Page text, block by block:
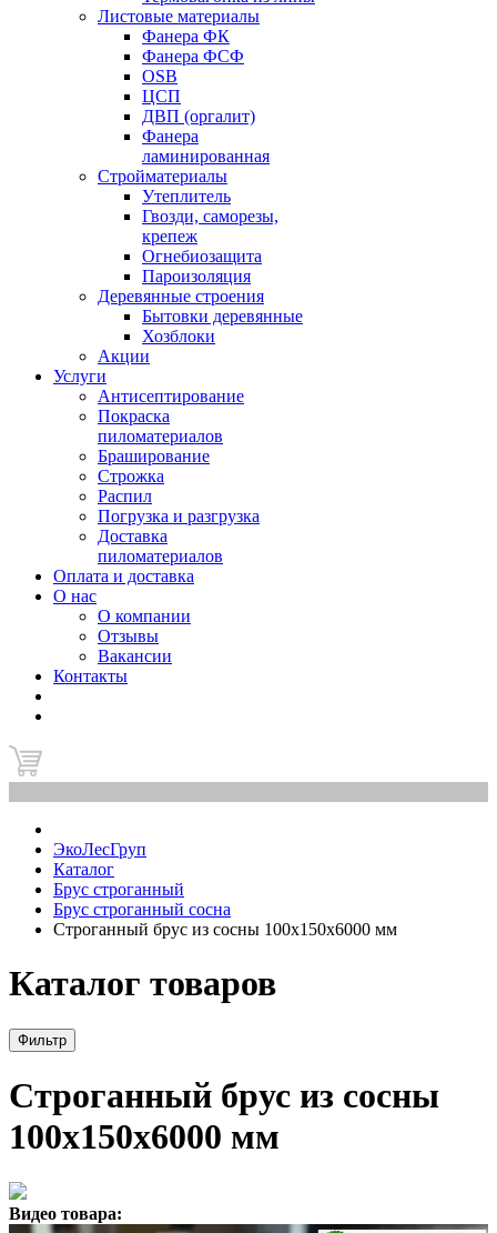
Листовые материалы
Фанера ФК
Фанера ФСФ
OSB
ЦСП
ДВП (оргалит)
Фанера
ламинированная
Стройматериалы
Утеплитель
Гвозди, саморезы,
крепеж
Огнебиозащита
Пароизоляция
Деревянные строения
Бытовки деревянные
Хозблоки
Акции
Услуги
Антисептирование
Покраска
пиломатериалов
Браширование
Строжка
Распил
Погрузка и разгрузка
Доставка
пиломатериалов
Оплата и доставка
О нас
О компании
Отзывы
Вакансии
Контакты
ЭкоЛесГруп
Каталог
Брус строганный
Брус строганный сосна
Строганный брус из сосны 100x150x6000 мм
Каталог товаров
Фильтр
Строганный брус из сосны
100x150x6000 мм
Видео товара: